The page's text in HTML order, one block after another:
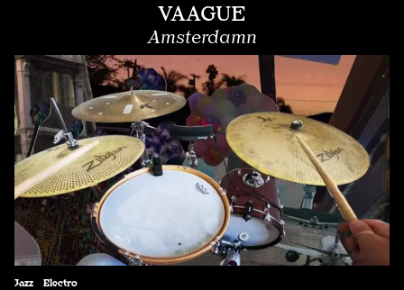
VAAGUE
Amsterdamn
Jazz Electro